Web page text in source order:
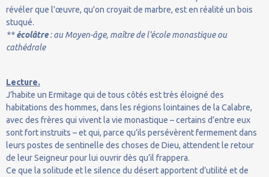
révéler que l'œuvre, qu'on croyait de marbre, est en réalité un bois
stuqué.
**écolâtre: au Moyen-âge, maître de l'école monastique ou
cathédrale
Lecture.
J’habite un Ermitage qui de tous côtés est très éloigné des
habitations des hommes, dans les régions lointaines de la Calabre,
avec des frères qui vivent la vie monastique – certains d’entre eux
sont fort instruits – et qui, parce qu’ils persévèrent fermement dans
leurs postes de sentinelle des choses de Dieu, attendent le retour
de leur Seigneur pour lui ouvrir dès qu’il frappera.
Ce que la solitude et le silence du désert apportent d’utilité et de